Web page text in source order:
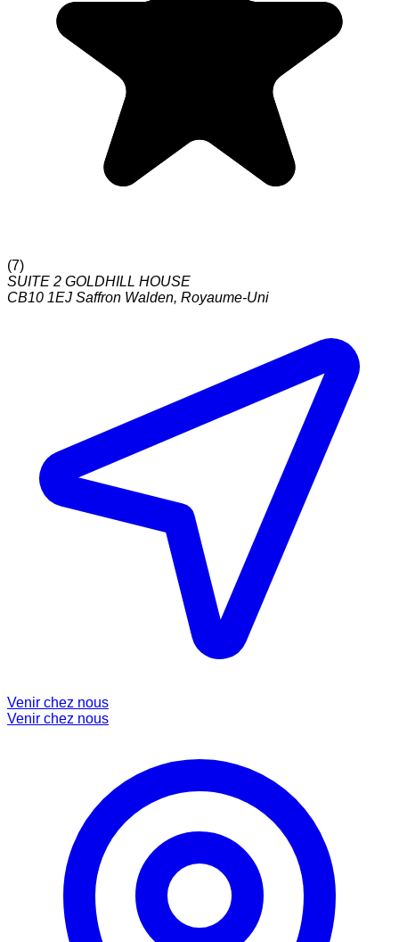
(7)
SUITE 2 GOLDHILL HOUSE
CB10 1EJ Saffron Walden, Royaume-Uni
Venir chez nous
Venir chez nous